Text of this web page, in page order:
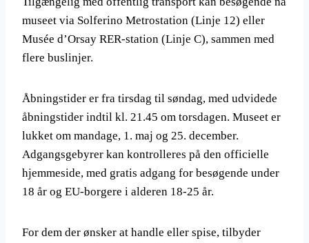
museet via Solferino Metrostation (Linje 12) eller
Musée d’Orsay RER-station (Linje C), sammen med
flere buslinjer.
Åbningstider er fra tirsdag til søndag, med udvidede
åbningstider indtil kl. 21.45 om torsdagen. Museet er
lukket om mandage, 1. maj og 25. december.
Adgangsgebyrer kan kontrolleres på den officielle
hjemmeside, med gratis adgang for besøgende under
18 år og EU-borgere i alderen 18-25 år.
For dem der ønsker at handle eller spise, tilbyder